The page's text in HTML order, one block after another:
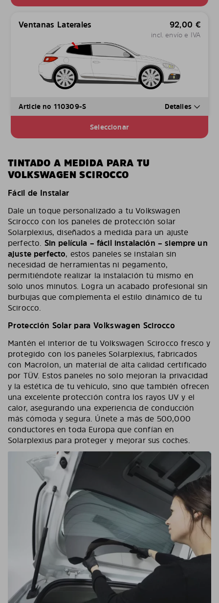
Ventanas Laterales 92,00 €
incl. envío e IVA
Article no 110309-S Detalles
Seleccionar
TINTADO A MEDIDA PARA TU
VOLKSWAGEN SCIROCCO
Fácil de Instalar
Dale un toque personalizado a tu Volkswagen
Scirocco con los paneles de protección solar
Solarplexius, diseñados a medida para un ajuste
perfecto. Sin película – fácil instalación – siempre un
ajuste perfecto, estos paneles se instalan sin
necesidad de herramientas ni pegamento,
permitiéndote realizar la instalación tú mismo en
solo unos minutos. Logra un acabado profesional sin
burbujas que complementa el estilo dinámico de tu
Scirocco.
Protección Solar para Volkswagen Scirocco
Mantén el interior de tu Volkswagen Scirocco fresco y
protegido con los paneles Solarplexius, fabricados
con Macrolon, un material de alta calidad certificado
por TÜV. Estos paneles no solo mejoran la privacidad
y la estética de tu vehículo, sino que también ofrecen
una excelente protección contra los rayos UV y el
calor, asegurando una experiencia de conducción
más cómoda y segura. Únete a más de 500,000
conductores en toda Europa que confían en
Solarplexius para proteger y mejorar sus coches.